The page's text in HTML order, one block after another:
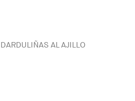
DARDULIÑAS AL AJILLO